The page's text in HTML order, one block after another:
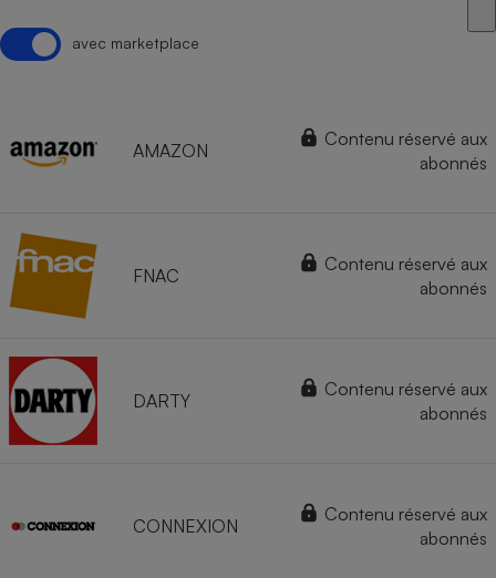
avec marketplace
AMAZON
Contenu réservé aux
abonnés
FNAC
Contenu réservé aux
abonnés
DARTY
Contenu réservé aux
abonnés
CONNEXION
Contenu réservé aux
abonnés